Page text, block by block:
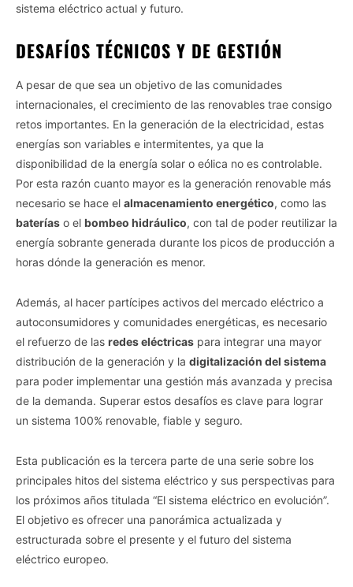
sistema eléctrico actual y futuro.
DESAFÍOS TÉCNICOS Y DE GESTIÓN
A pesar de que sea un objetivo de las comunidades
internacionales, el crecimiento de las renovables trae consigo
retos importantes. En la generación de la electricidad, estas
energías son variables e intermitentes, ya que la
disponibilidad de la energía solar o eólica no es controlable.
Por esta razón cuanto mayor es la generación renovable más
necesario se hace el almacenamiento energético, como las
baterías o el bombeo hidráulico, con tal de poder reutilizar la
energía sobrante generada durante los picos de producción a
horas dónde la generación es menor.
Además, al hacer partícipes activos del mercado eléctrico a
autoconsumidores y comunidades energéticas, es necesario
el refuerzo de las redes eléctricas para integrar una mayor
distribución de la generación y la digitalización del sistema
para poder implementar una gestión más avanzada y precisa
de la demanda. Superar estos desafíos es clave para lograr
un sistema 100% renovable, fiable y seguro.
Esta publicación es la tercera parte de una serie sobre los
principales hitos del sistema eléctrico y sus perspectivas para
los próximos años titulada “El sistema eléctrico en evolución”.
El objetivo es ofrecer una panorámica actualizada y
estructurada sobre el presente y el futuro del sistema
eléctrico europeo.